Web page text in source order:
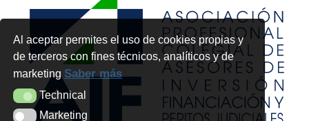
Al aceptar permites el uso de cookies propias y
de terceros con fines técnicos, analíticos y de
marketingSaber más
TechnicalTechnical
MarketingMarketing